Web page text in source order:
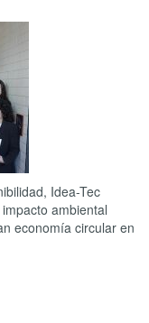
Idea-Tec
ambiental
economía circular en